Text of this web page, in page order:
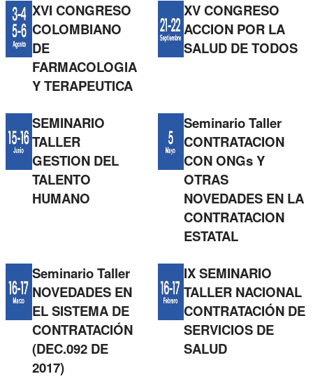
XVI CONGRESO
COLOMBIANO
DE
FARMACOLOGIA
Y TERAPEUTICA
XV CONGRESO
ACCION POR LA
SALUD DE TODOS
SEMINARIO
TALLER
GESTION DEL
TALENTO
HUMANO
Seminario Taller
CONTRATACION
CON ONGs Y
OTRAS
NOVEDADES EN LA
CONTRATACION
ESTATAL
Seminario Taller
NOVEDADES EN
EL SISTEMA DE
CONTRATACIÓN
(DEC.092 DE
2017)
IX SEMINARIO
TALLER NACIONAL
CONTRATACIÓN DE
SERVICIOS DE
SALUD